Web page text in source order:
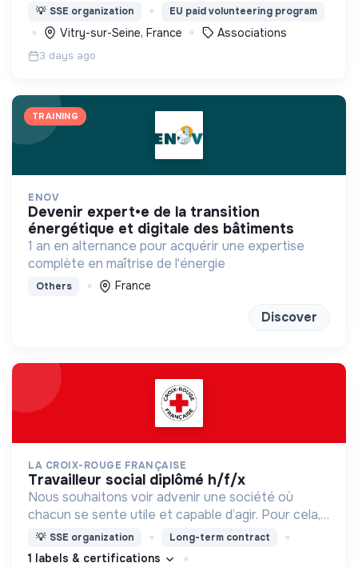
et de prévenir d’éventuelles violences sexistes et
sexuelles.
💡 SSE organization EU paid volunteering program
Vitry-sur-Seine, France Associations
3 days ago
TRAINING
ENOV
devenir expert•e de la transition
énergétique et digitale des bâtiments
1 an en alternance pour acquérir une expertise
complète en maîtrise de l'énergie
Others France
Discover
LA CROIX-ROUGE FRANÇAISE
travailleur social diplômé h/f/x
Nous souhaitons voir advenir une société où
chacun se sente utile et capable d’agir. Pour cela,
nous proposons des moyens et des lieux
d’engagement innovants et adaptés à tous.
💡 SSE organization Long-term contract
1 labels & certifications